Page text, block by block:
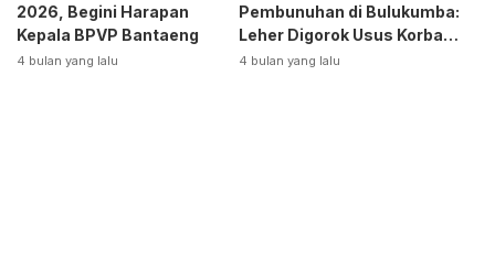
2026, Begini Harapan
Kepala BPVP Bantaeng
4 bulan yang lalu
Pembunuhan di Bulukumba:
Leher Digorok Usus Korban
Dikeluarkan
4 bulan yang lalu